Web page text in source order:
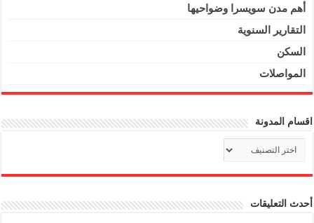
أهم مدن سويسرا وضواحيها
التقارير السنوية
السكن
المواصلات
اقسام المدونة
المدونة
أحدث التعليقات